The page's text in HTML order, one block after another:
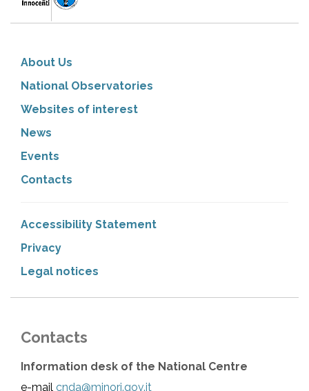
About Us
National Observatories
Websites of interest
News
Events
Contacts
Accessibility Statement
Privacy
Legal notices
Contacts
Information desk of the National Centre
e-mail cnda@minori.gov.it